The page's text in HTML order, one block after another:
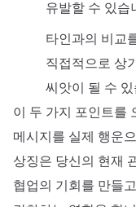
유발할 수 있습
타인과의 비교
직접적으로 상
씨앗이 될 수
이 두 가지 포인트를
메시지를 실제 행운
상징은 당신의 현재
협업의 기회를 만들